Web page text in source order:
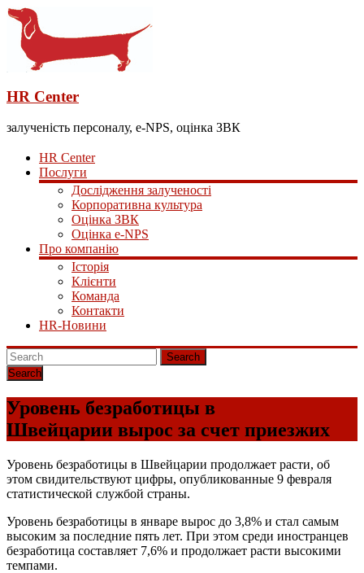
HR Center
залученість персоналу, e-NPS, оцінка ЗВК
HR Center
Послуги
Дослідження залученості
Корпоративна культура
Оцінка ЗВК
Оцінка e-NPS
Про компанію
Історія
Клієнти
Команда
Контакти
HR-Новини
Search
Уровень безработицы в
Швейцарии вырос за счет приезжих
Уровень безработицы в Швейцарии продолжает расти, об
этом свидительствуют цифры, опубликованные 9 февраля
статистической службой страны.
Уровень безработицы в январе вырос до 3,8% и стал самым
высоким за последние пять лет. При этом среди иностранцев
безработица составляет 7,6% и продолжает расти высокими
темпами.